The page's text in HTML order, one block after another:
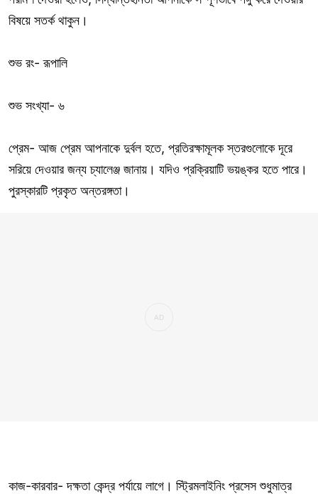
বিষয়ে সতর্ক থাকুন।
শুভ রং- রূপালি
শুভ সংখ্যা- ৬
প্রেম- আজ প্রেম আপনাকে দুর্বল হতে, প্রতিরক্ষামূলক স্তরগুলোকে দূরে
সরিয়ে দেওয়ার জন্য চ্যালেঞ্জ জানায়। যদিও প্রক্রিয়াটি ভয়ঙ্কর হতে পারে।
পুরস্কারটি প্রকৃত অন্তরঙ্গতা।
কাজ-কারবার- দক্ষতা কেন্দ্র পর্যায়ে লাগে। স্ট্রিমলাইনিং প্রসেস শুধুমাত্র